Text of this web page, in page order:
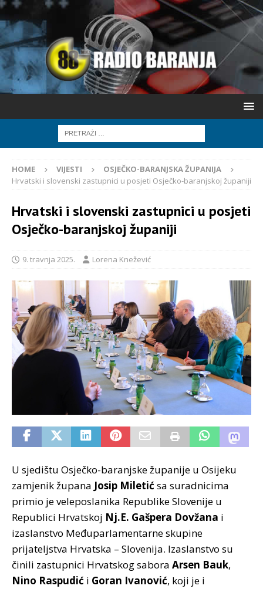
HOME VIJESTI
OSJEČKO-BARANJSKA ŽUPANIJA
Hrvatski i slovenski zastupnici u posjeti Osječko-baranjskoj županiji
Hrvatski i slovenski zastupnici u posjeti
Osječko-baranjskoj županiji
9. travnja 2025. Lorena Knežević
U sjedištu Osječko-baranjske županije u Osijeku
zamjenik župana Josip Miletić sa suradnicima
primio je veleposlanika Republike Slovenije u
Republici Hrvatskoj Nj.E. Gašpera Dovžana i
izaslanstvo Međuparlamentarne skupine
prijateljstva Hrvatska – Slovenija. Izaslanstvo su
činili zastupnici Hrvatskog sabora Arsen Bauk,
Nino Raspudić i Goran Ivanović, koji je i